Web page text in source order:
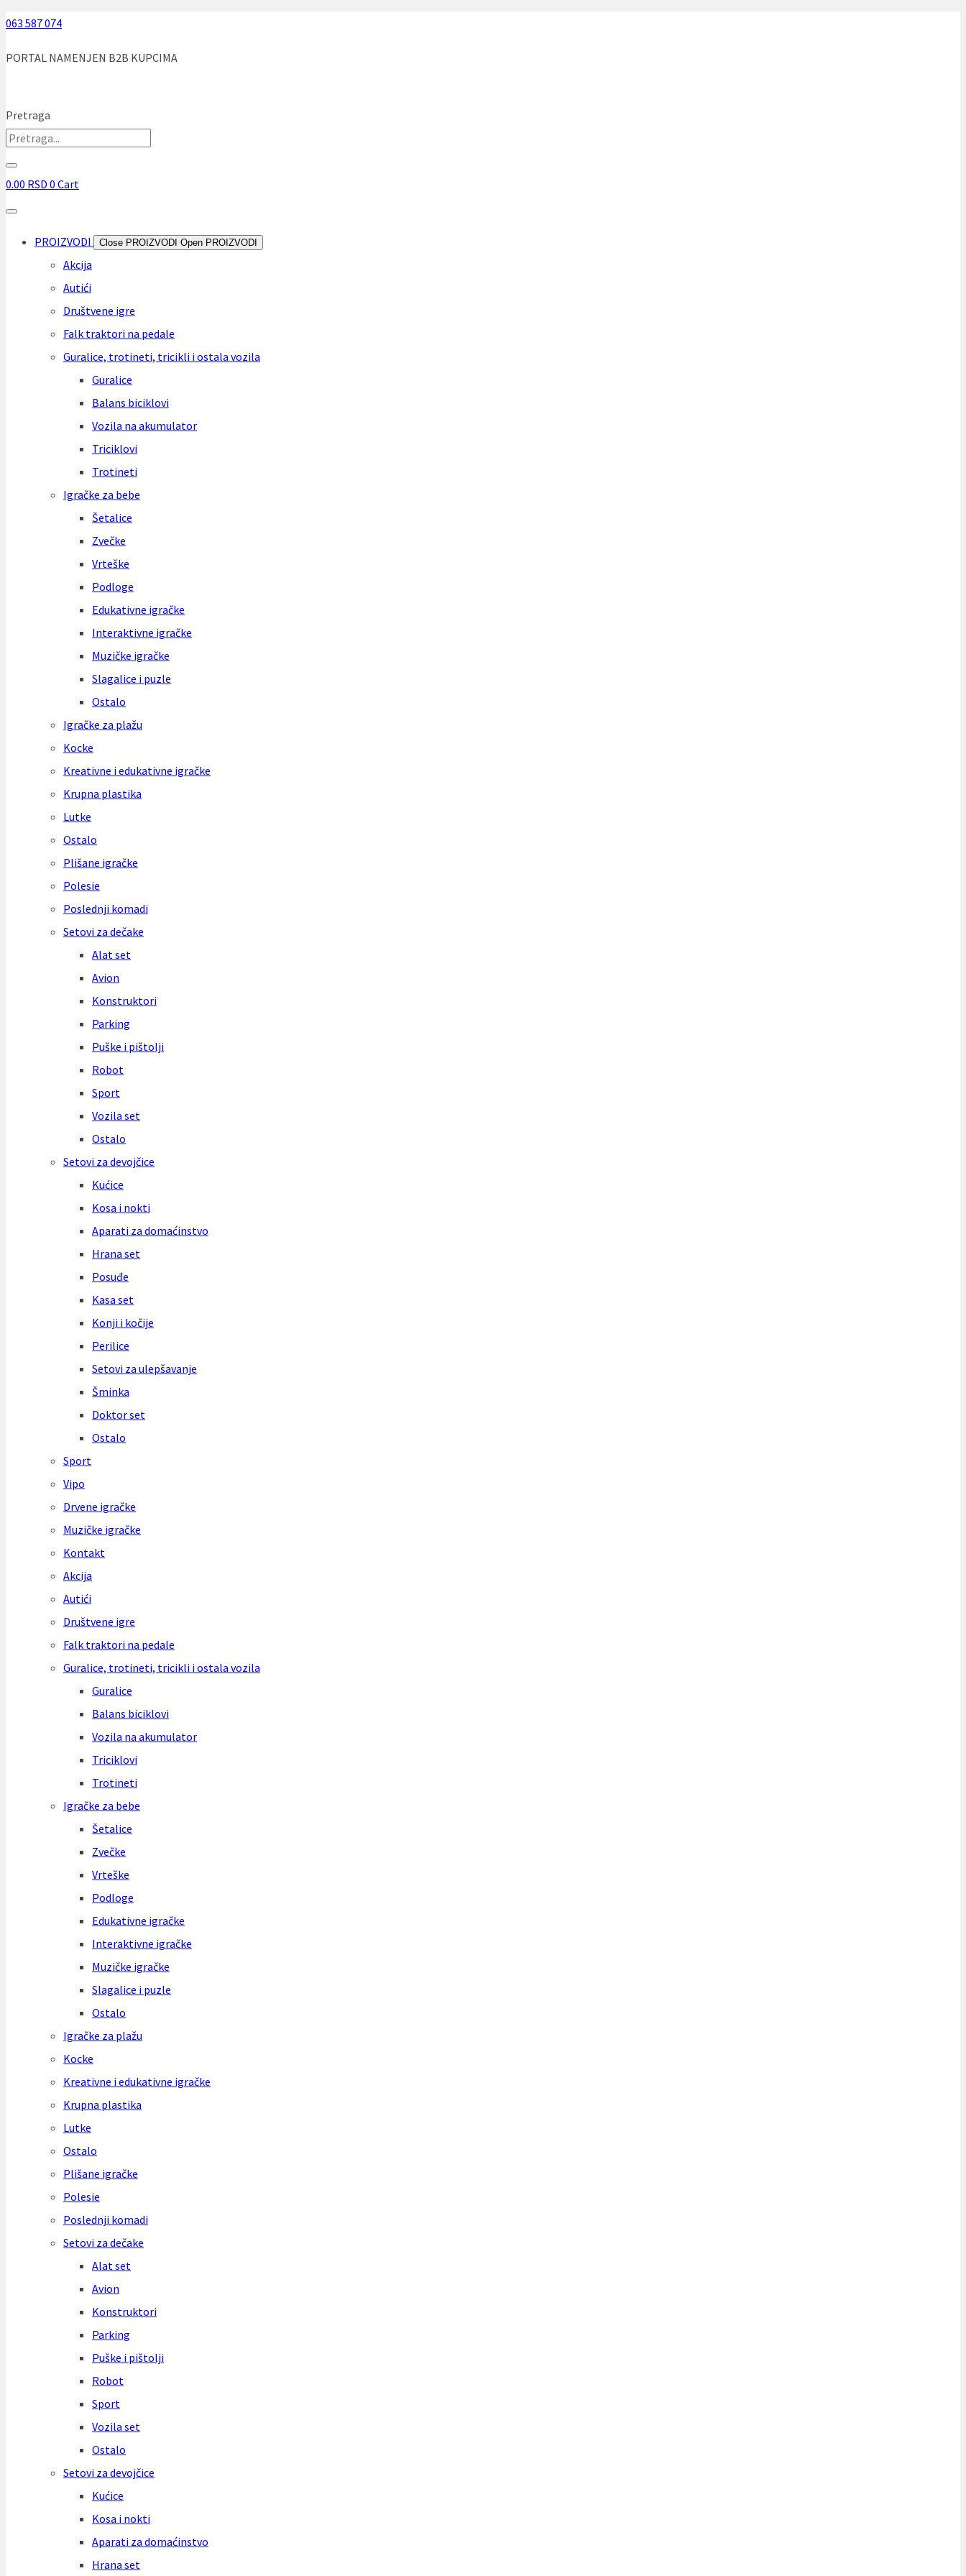
Skip
063 587 074
PORTAL NAMENJEN B2B KUPCIMA
Pretraga
0.00 RSD 0 Cart
PROIZVODI Close PROIZVODI Open PROIZVODI
Akcija
Autići
Društvene igre
Falk traktori na pedale
Guralice, trotineti, tricikli i ostala vozila
Guralice
Balans biciklovi
Vozila na akumulator
Triciklovi
Trotineti
Igračke za bebe
Šetalice
Zvečke
Vrteške
Podloge
Edukativne igračke
Interaktivne igračke
Muzičke igračke
Slagalice i puzle
Ostalo
Igračke za plažu
Kocke
Kreativne i edukativne igračke
Krupna plastika
Lutke
Ostalo
Plišane igračke
Polesie
Poslednji komadi
Setovi za dečake
Alat set
Avion
Konstruktori
Parking
Puške i pištolji
Robot
Sport
Vozila set
Ostalo
Setovi za devojčice
Kućice
Kosa i nokti
Aparati za domaćinstvo
Hrana set
Posuđe
Kasa set
Konji i kočije
Perilice
Setovi za ulepšavanje
Šminka
Doktor set
Ostalo
Sport
Vipo
Drvene igračke
Muzičke igračke
Kontakt
Akcija
Autići
Društvene igre
Falk traktori na pedale
Guralice, trotineti, tricikli i ostala vozila
Guralice
Balans biciklovi
Vozila na akumulator
Triciklovi
Trotineti
Igračke za bebe
Šetalice
Zvečke
Vrteške
Podloge
Edukativne igračke
Interaktivne igračke
Muzičke igračke
Slagalice i puzle
Ostalo
Igračke za plažu
Kocke
Kreativne i edukativne igračke
Krupna plastika
Lutke
Ostalo
Plišane igračke
Polesie
Poslednji komadi
Setovi za dečake
Alat set
Avion
Konstruktori
Parking
Puške i pištolji
Robot
Sport
Vozila set
Ostalo
Setovi za devojčice
Kućice
Kosa i nokti
Aparati za domaćinstvo
Hrana set